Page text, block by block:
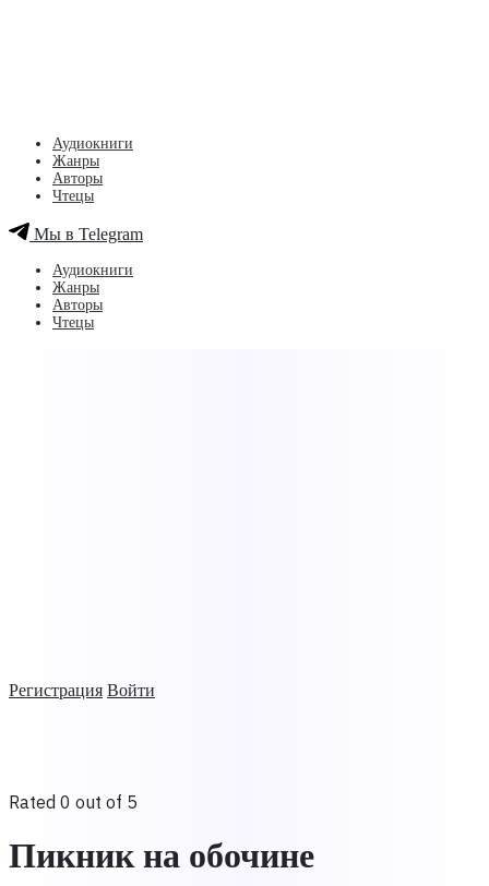
Регистрация Войти
Аудиокниги
Жанры
Авторы
Чтецы
Мы в Telegram
Аудиокниги
Жанры
Авторы
Чтецы
Rated 0 out of 5
Пикник на обочине